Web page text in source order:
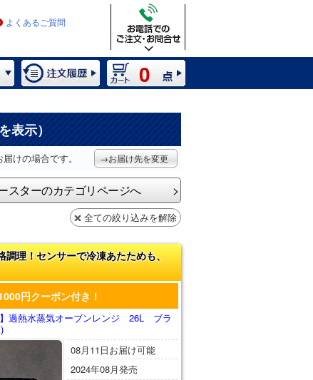
よくあるご質問
0
表示）
けの場合です。 →お届け先を変更
スターのカテゴリページへ
全ての絞り込みを解除
調理！センサーで冷凍あたためも、
円クーポン付き！
過熱水蒸気オーブンレンジ 26L ブラ
08月11日お届け可能
2024年08月発売